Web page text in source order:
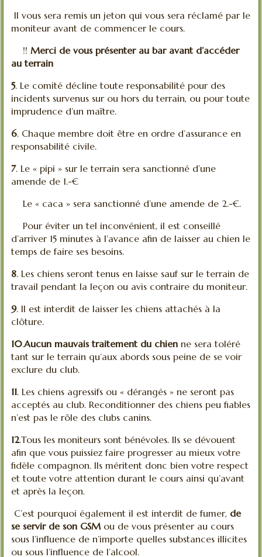
Il vous sera remis un jeton qui vous sera réclamé par le
moniteur avant de commencer le cours.
!!Merci de vous présenter au bar avant d’accéder
au terrain
5. Le comité décline toute responsabilité pour des
incidents survenus sur ou hors du terrain, ou pour toute
imprudence d’un maître.
6. Chaque membre doit être en ordre d’assurance en
responsabilité civile.
7. Le « pipi » sur le terrain sera sanctionné d’une
amende de 1.-€
Le « caca » sera sanctionné d’une amende de 2.-€.
Pour éviter un tel inconvénient, il est conseillé
d’arriver 15 minutes à l’avance afin de laisser au chien le
temps de faire ses besoins.
8. Les chiens seront tenus en laisse sauf sur le terrain de
travail pendant la leçon ou avis contraire du moniteur.
9. Il est interdit de laisser les chiens attachés à la
clôture.
10.Aucun mauvais traitement du chien ne sera toléré
tant sur le terrain qu’aux abords sous peine de se voir
exclure du club.
11. Les chiens agressifs ou « dérangés » ne seront pas
acceptés au club. Reconditionner des chiens peu fiables
n’est pas le rôle des clubs canins.
12.Tous les moniteurs sont bénévoles. Ils se dévouent
afin que vous puissiez faire progresser au mieux votre
fidèle compagnon. Ils méritent donc bien votre respect
et toute votre attention durant le cours ainsi qu’avant
et après la leçon.
C’est pourquoi également il est interdit de fumer, de
se servir de son GSMou de vous présenter au cours
sous l’influence de n’importe quelles substances illicites
ou sous l’influence de l’alcool.